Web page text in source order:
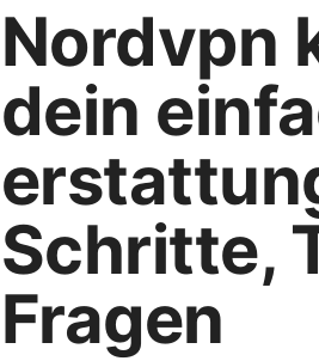
Nordvpn
dein
Schritte,
Fragen